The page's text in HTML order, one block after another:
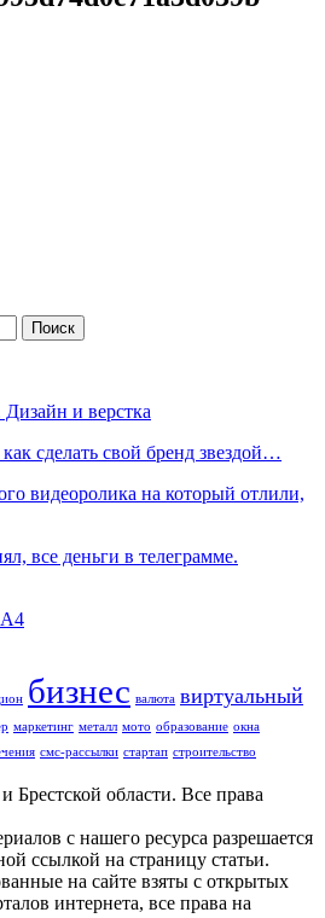
и верстка
сделать свой бренд звездой…
видеоролика на который отлили,
все деньги в телеграмме.
бизнес валюта виртуальный
маркетинг металл мото образование окна
смс-рассылки стартап строительство
Брестской области. Все права
с нашего ресурса разрешается
ссылкой на страницу статьи.
на сайте взяты с открытых
интернета, все права на